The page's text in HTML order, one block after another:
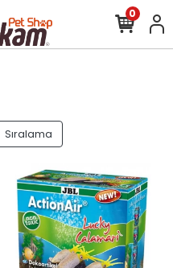
0
Sıralama